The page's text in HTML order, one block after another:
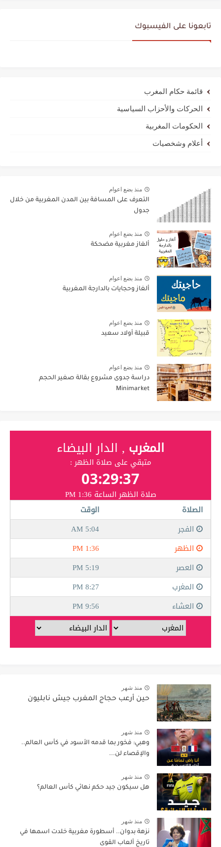
تابعونا على الفيسبوك
قائمة حكام المغرب
الحركات والأحزاب السياسية
الحكومات المغربية
أعلام وشخصيات
منذ بضع اعوام
التعرف على المسافة بين المدن المغربية من خلال
جدول
منذ بضع اعوام
ألغاز مغربية مضحكة
منذ بضع اعوام
ألغاز وحجايات بالدارجة المغربية
منذ بضع اعوام
قبيلة أولاد سعيد
منذ بضع اعوام
دراسة جدوى مشروع بقالة صغير الحجم
Minimarket
منذ شهر
حين أرعب حجاج المغرب جيش نابليون
منذ شهر
وهبي: فخور بما قدمه الأسود في كأس العالم..
والإقصاء لن...
منذ شهر
هل سيكون جيد حكم نهائي كأس العالم؟
منذ شهر
نزهة بدوان.. أسطورة مغربية خلدت اسمها في
تاريخ ألعاب القوى